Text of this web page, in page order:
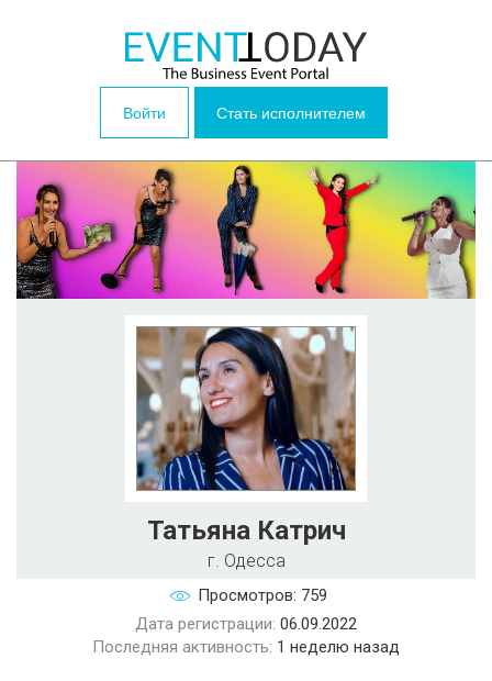
Войти Стать исполнителем
Татьяна Катрич
г. Одесса
Просмотров: 759
Дата регистрации: 06.09.2022
Последняя активность: 1 неделю назад